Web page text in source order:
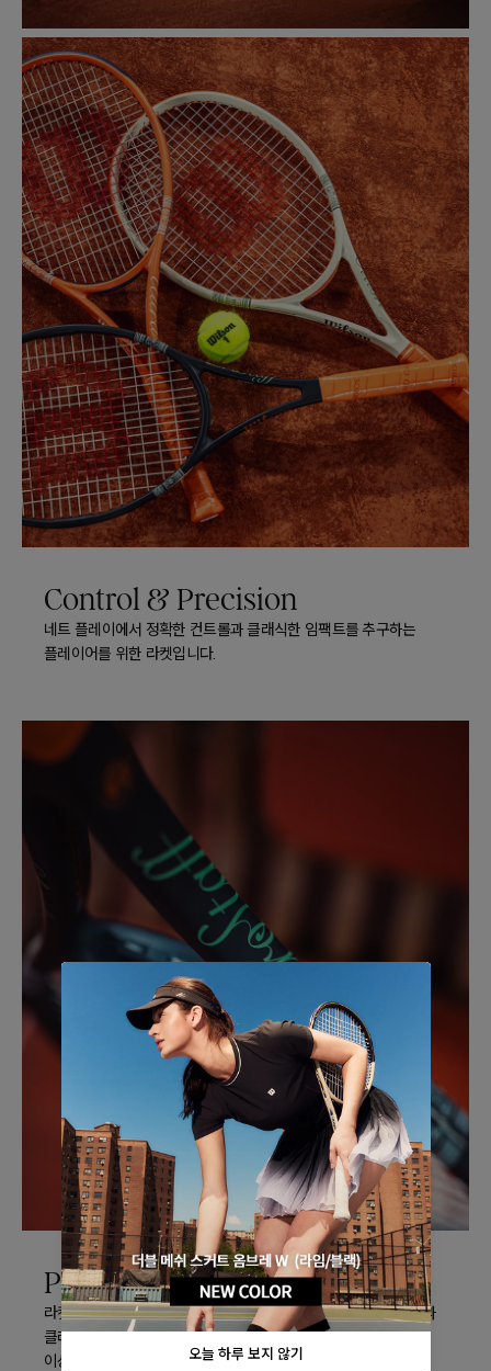
Control & Precision
네트 플레이에서 정확한 컨트롤과 클래식한 임팩트를 추구하는
플레이어를 위한 라켓입니다.
Paradigm Bending
라켓 헤드와 샤프트의 벤딩을 최적화해 Pro Staff 특유의 정확성과
클래식한 타구감을 유지하면서도, 현대적인 파워를 놓치지 않는
이상적인 밸런스를 구현합니다.